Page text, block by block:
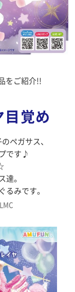
をご紹介!!
目覚め
ペガサス、
です♪
達。
るみです。